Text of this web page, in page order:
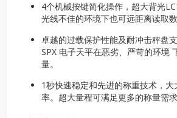
4个机械按键简化操作，超大背光
光线不佳的环境下也可远距离读取数
卓越的过载保护性能及耐冲击秤盘
SPX 电子天平在恶劣、严苛的环境
量。
1秒快速稳定和先进的称重技术，大
率。超大量程可满足更多的称量需求